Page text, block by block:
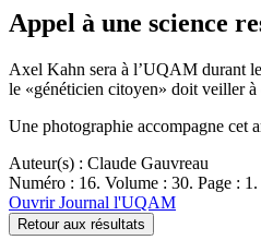
Appel à une science
Axel Kahn sera à l’UQAM durant
le «généticien citoyen» doit veiller
Une photographie accompagne cet
Auteur(s) : Claude Gauvreau
Numéro : 16. Volume : 30. Page : 1.
Ouvrir Journal l'UQAM
Retour aux résultats